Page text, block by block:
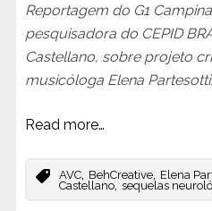
Reportagem do G1
pesquisadora do CEPID
Castellano, sobre projeto
musicóloga Elena
Read more…
AVC, BehCreative, Elena
Castellano, sequelas